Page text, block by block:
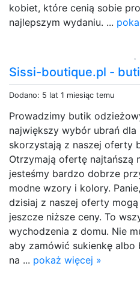
kobiet, które cenią sobie
najlepszym wydaniu. ...
Sissi-boutique.pl -
Dodano: 5 lat 1 miesiąc temu
Prowadzimy butik
największy wybór ubrań dla
skorzystają z naszej oferty
Otrzymają ofertę najtańszą
jesteśmy bardzo dobrze
modne wzory i kolory.
dzisiaj z naszej oferty
jeszcze niższe ceny. To
wychodzenia z domu. Nie
aby zamówić sukienkę albo
na ... pokaż więcej »